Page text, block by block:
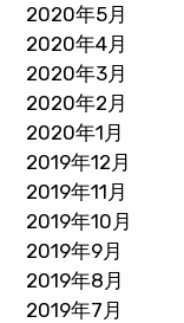
2020年5月
2020年4月
2020年3月
2020年2月
2020年1月
2019年12月
2019年11月
2019年10月
2019年9月
2019年8月
2019年7月